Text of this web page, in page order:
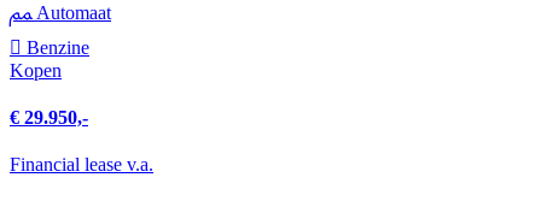
Automaat
Benzine
Kopen
€ 29.950,-
Financial lease v.a.